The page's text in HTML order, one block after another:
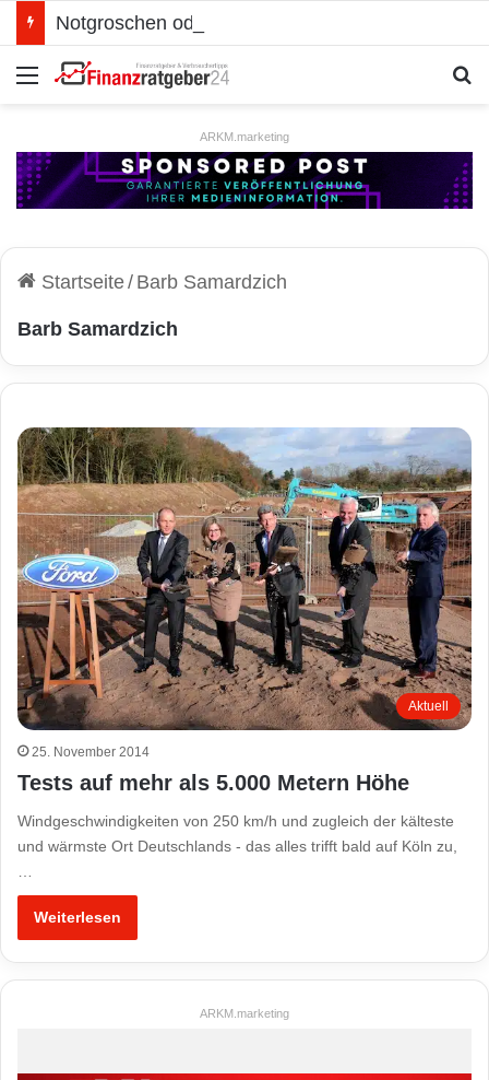
Menü
ARKM.marketing
Startseite/ Barb Samardzich
Barb Samardzich
Aktuell
25. November 2014
Tests auf mehr als 5.000 Metern Höhe
Windgeschwindigkeiten von 250 km/h und zugleich der kälteste
und wärmste Ort Deutschlands - das alles trifft bald auf Köln zu,
Weiterlesen
ARKM.marketing